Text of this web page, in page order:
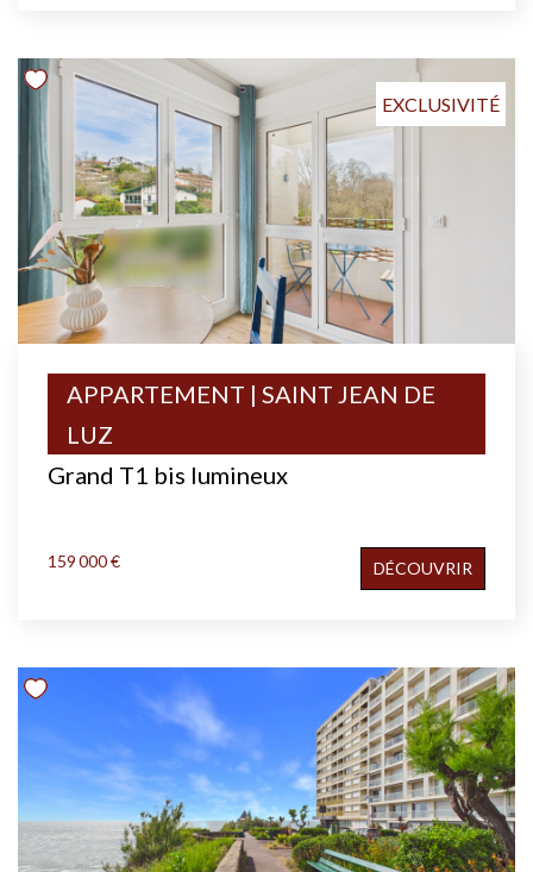
EXCLUSIVITÉ
Grand T1 bis lumineux
APPARTEMENT | SAINT JEAN DE
LUZ
159 000 € DÉCOUVRIR